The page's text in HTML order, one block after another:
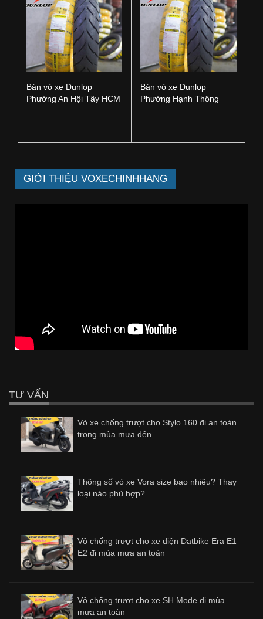
Bán vỏ xe Dunlop
Phường An Hội Tây HCM
Bán vỏ xe Dunlop
Phường Hạnh Thông
GIỚI THIỆU VOXECHINHHANG
TƯ VẤN
Vỏ xe chống trượt cho Stylo 160 đi an toàn
trong mùa mưa đến
Thông số vỏ xe Vora size bao nhiêu? Thay
loại nào phù hợp?
Vỏ chống trượt cho xe điện Datbike Era E1
E2 đi mùa mưa an toàn
Vỏ chống trượt cho xe SH Mode đi mùa
mưa an toàn